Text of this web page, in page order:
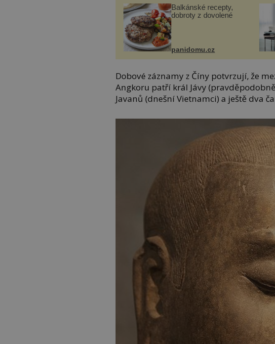
Balkánské recepty,
dobroty z dovolené
panidomu.cz
Dobové záznamy z Číny potvrzují, že
Angkoru patří král Jávy
Javanů (dnešní Vietnamci) a ještě dva